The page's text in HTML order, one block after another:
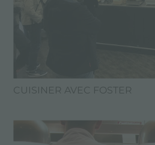
CUISINER AVEC FOSTER